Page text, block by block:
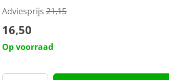
Adviesprijs21,15
16,50
Op voorraad